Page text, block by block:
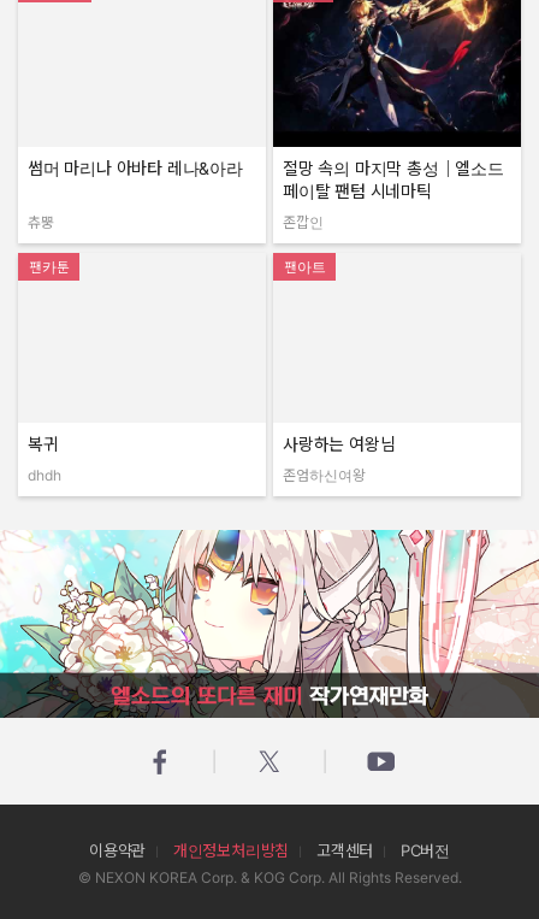
썸머 마리나 아바타 레나&아라
작성자:
츄뿡
절망 속의 마지막 총성｜엘소드
페이탈 팬텀 시네마틱
작성자:
존깝인
팬카툰
복귀
dhdh
팬아트
사랑하는 여왕님
작성자:
존엄하신여왕
엘소드의 또다른 재미 작가연재만화
이용약관 개인정보처리방침 고객센터 PC버전
© NEXON KOREA Corp. & KOG Corp. All Rights Reserved.